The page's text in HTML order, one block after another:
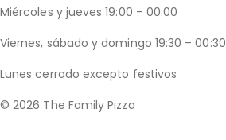
Miércoles y jueves 19:00 – 00:00
Viernes, sábado y domingo 19:30 – 00:30
Lunes cerrado excepto festivos
© 2026 The Family Pizza